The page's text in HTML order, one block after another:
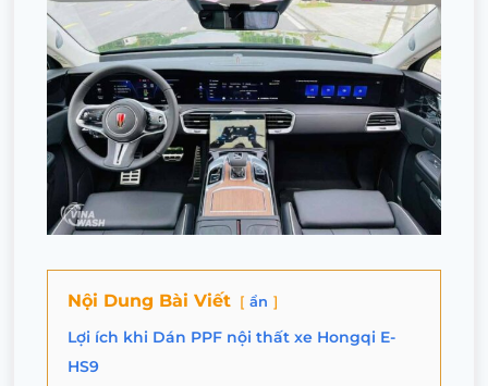
Nội Dung Bài Viết ẩn
Lợi ích khi Dán PPF nội thất xe Hongqi E-
HS9